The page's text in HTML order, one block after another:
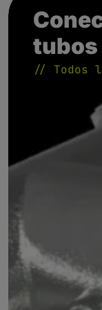
tubos
// Todos